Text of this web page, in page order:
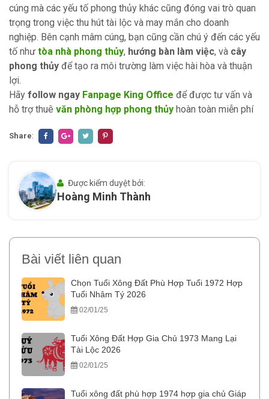
cúng mà các yếu tố phong thủy khác cũng đóng vai trò quan
trọng trong việc thu hút tài lộc và may mắn cho doanh
nghiệp. Bên cạnh mâm cúng, bạn cũng cần chú ý đến các yếu
tố như tòa nhà phong thủy, hướng bàn làm việc, và cây
phong thủy để tạo ra môi trường làm việc hài hòa và thuận
lợi.
Hãy follow ngay Fanpage King Office để được tư vấn và
hỗ trợ thuê văn phòng hợp phong thủy hoàn toàn miễn phí
Share:
Được kiểm duyệt bởi:
Hoàng Minh Thành
Bài viết liên quan
Chọn Tuổi Xông Đất Phù Hợp Tuổi 1972 Hợp
Tuổi Nhâm Tý 2026
02/01/25
Tuổi Xông Đất Hợp Gia Chủ 1973 Mang Lại
Tài Lộc 2026
02/01/25
Tuổi xông đất phù hợp 1974 hợp gia chủ Giáp